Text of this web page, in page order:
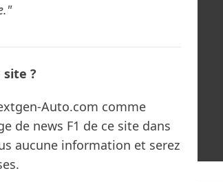
?
Auto.com comme
de news F1 de ce site dans
aucune information et serez